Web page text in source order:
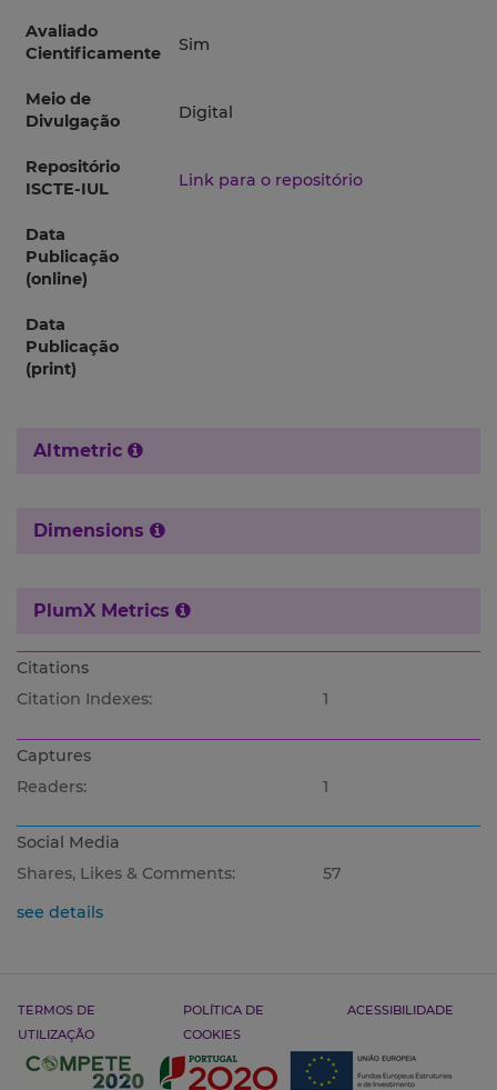
Avaliado
Cientificamente
Sim
Meio de
Divulgação
Digital
Repositório
ISCTE-IUL
Link para o repositório
Data
Publicação
(online)
Data
Publicação
(print)
Altmetric
Dimensions
PlumX Metrics
Citations
Citation Indexes:
1
Captures
Readers:
1
Social Media
Shares, Likes & Comments:
57
see details
TERMOS DE
UTILIZAÇÃO
POLÍTICA DE
COOKIES
ACESSIBILIDADE